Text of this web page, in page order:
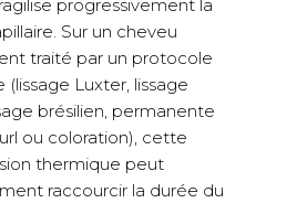
progressivement la
Sur un cheveu
traité par un protocole
(lissage Luxter, lissage
brésilien, permanente
ou coloration), cette
thermique peut
raccourcir la durée du